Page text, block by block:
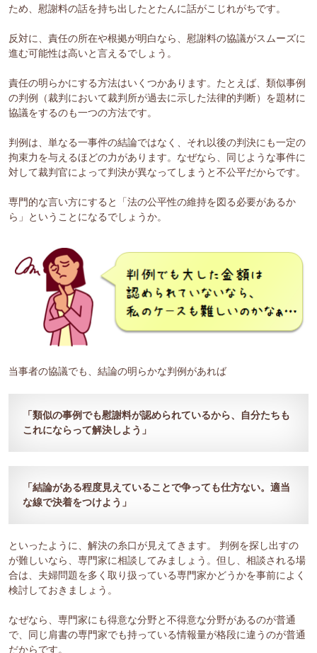
ため、慰謝料の話を持ち出したとたんに話がこじれがちです。
反対に、責任の所在や根拠が明白なら、慰謝料の協議がスムーズに
進む可能性は高いと言えるでしょう。
責任の明らかにする方法はいくつかあります。たとえば、類似事例
の判例（裁判において裁判所が過去に示した法律的判断）を題材に
協議をするのも一つの方法です。
判例は、単なる一事件の結論ではなく、それ以後の判決にも一定の
拘束力を与えるほどの力があります。なぜなら、同じような事件に
対して裁判官によって判決が異なってしまうと不公平だからです。
専門的な言い方にすると「法の公平性の維持を図る必要があるか
ら」ということになるでしょうか。
当事者の協議でも、結論の明らかな判例があれば
「類似の事例でも慰謝料が認められているから、自分たちも
これにならって解決しよう」
「結論がある程度見えていることで争っても仕方ない。適当
な線で決着をつけよう」
といったように、解決の糸口が見えてきます。 判例を探し出すの
が難しいなら、専門家に相談してみましょう。但し、相談される場
合は、夫婦問題を多く取り扱っている専門家かどうかを事前によく
検討しておきましょう。
なぜなら、専門家にも得意な分野と不得意な分野があるのが普通
で、同じ肩書の専門家でも持っている情報量が格段に違うのが普通
だからです。